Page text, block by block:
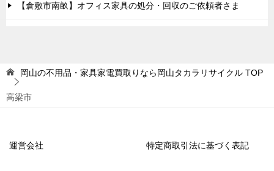
【倉敷市南畝】オフィス家具の処分・回収のご依頼者さま
岡山の不用品・家具家電買取りなら岡山タカラリサイクル TOP
高梁市
運営会社 特定商取引法に基づく表記